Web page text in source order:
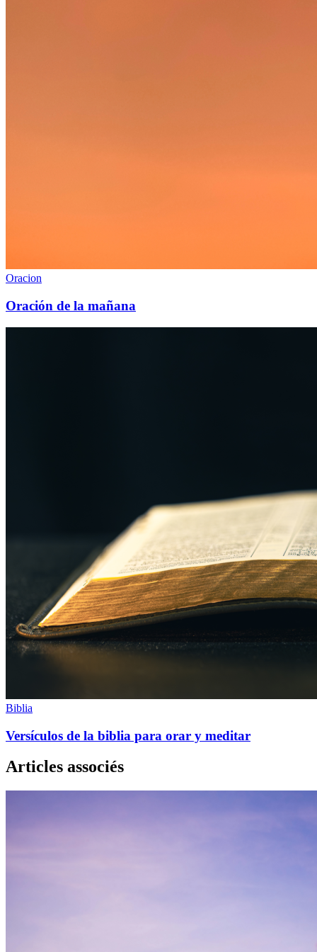
Oracion
Oración de la mañana
Biblia
Versículos de la biblia para orar y meditar
Articles associés